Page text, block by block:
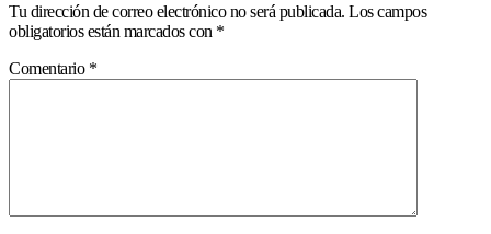
Tu dirección de correo electrónico no será publicada. Los campos
obligatorios están marcados con *
Comentario *